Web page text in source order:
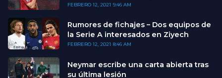
FEBRERO 12, 2021 9:46 AM
Rumores de fichajes – Dos equipos de
la Serie A interesados en Ziyech
FEBRERO 12, 2021 8:46 AM
Neymar escribe una carta abierta tras
su última lesión